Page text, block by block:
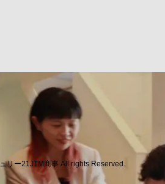
リー21JTM商事 All rights Reserved.